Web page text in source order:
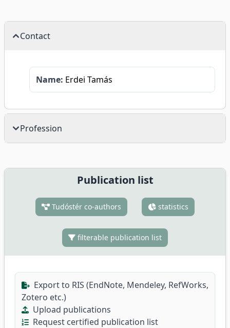
Contact
Name: Erdei Tamás
Profession
Publication list
Tudóstér co-authors statistics
filterable publication list
Export to RIS (EndNote, Mendeley, RefWorks,
Zotero etc.)
Upload publications
Request certified publication list